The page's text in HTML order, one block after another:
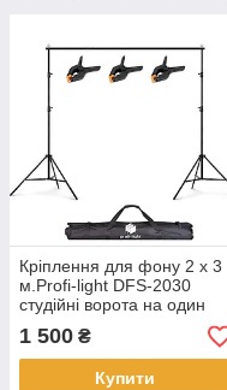
Кріплення для фону 2 х 3
м.Profi-light DFS-2030
студійні ворота на один
фон + Сумка-чохол
1 500 ₴
Купити